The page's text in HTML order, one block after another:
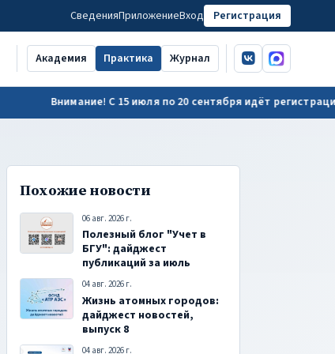
СведенияПриложениеВход Регистрация
Академия Практика Журнал ВКонтакте
MAX
Внимание! С 15 июля по 20 сентября идёт регистрация
Похожие новости
06 авг. 2026 г.
Полезный блог "Учет в
БГУ": дайджест
публикаций за июль
04 авг. 2026 г.
Жизнь атомных городов:
дайджест новостей,
выпуск 8
04 авг. 2026 г.